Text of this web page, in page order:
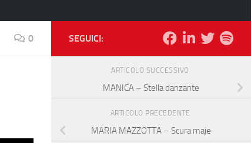
0 SEGUICI:
ARTICOLO SUCCESSIVO
MANICA – Stella danzante
ARTICOLO PRECEDENTE
MARIA MAZZOTTA – Scura maje